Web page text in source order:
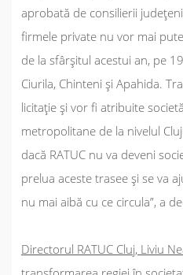
aprobată de consilierii
firmele private nu vor mai
de la sfârșitul acestui an, pe
Ciurila, Chinteni și Apahida.
licitație și vor fi atribuite
metropolitane de la nivelul
dacă RATUC nu va deveni
prelua aceste trasee și se va
nu mai aibă cu ce circula”, a
Directorul RATUC Cluj, Liviu